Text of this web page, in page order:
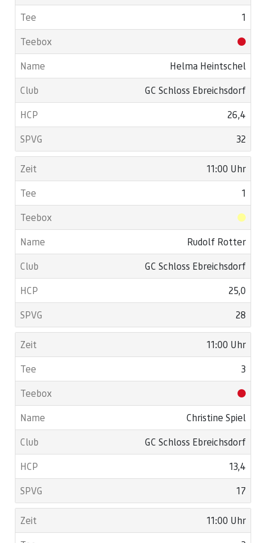
1
Helma Heintschel
GC Schloss Ebreichsdorf
26,4
32
11:00 Uhr
1
Rudolf Rotter
GC Schloss Ebreichsdorf
25,0
28
11:00 Uhr
3
Christine Spiel
GC Schloss Ebreichsdorf
13,4
17
11:00 Uhr